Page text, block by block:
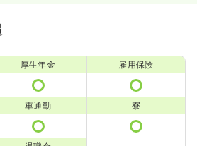
厚生年金 雇用保険
車通勤 寮